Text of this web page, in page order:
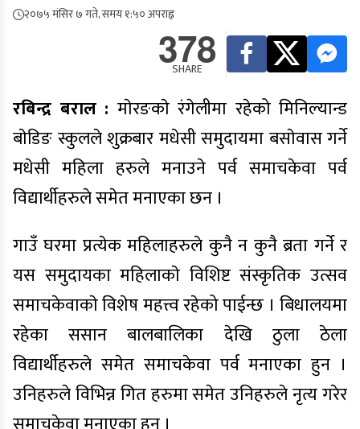
२०७५ मंसिर ७ गते, समय १:५० अपराह्न
378
SHARE
रबिन्द्र बराल : माेरङकाे रंगेलीमा रहेको मिनिल्यान्ड
बाेडिङ स्कुलले शुक्रबार मधेसी समुदायमा बसाेवास गर्ने
मधेसी महिला हरुले मनाउने पर्व समाचकेवा पर्व
विद्यार्थीहरुले समेत मनाएका छन ।
गाउँ घरमा प्रत्येक महिलाहरुले कुनै न कुनै ब्रता गर्ने र
यस समुदायका महिलाकाे विशिष्ट संस्कृतिक उत्सव
समाचकेवाकाे विशेष महत्त्व रहेको पाईन्छ । बिधालयमा
रहेका ससान बालबालिका देखि ठुला ठेला
विद्यार्थीहरुले समेत समाचकेवा पर्व मनाएका हुन ।
उनिहरुले विभिन्न गित हरुमा समेत उनिहरुले नृत्य गरेर